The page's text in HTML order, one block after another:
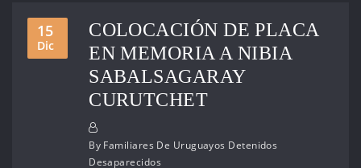
15
Dic
COLOCACIÓN DE PLACA
EN MEMORIA A NIBIA
SABALSAGARAY
CURUTCHET
By Familiares De Uruguayos Detenidos
Desaparecidos